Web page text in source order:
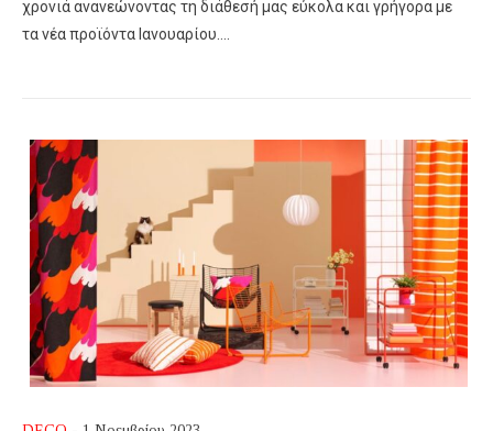
χρονιά ανανεώνοντας τη διάθεσή μας εύκολα και γρήγορα με
τα νέα προϊόντα Ιανουαρίου….